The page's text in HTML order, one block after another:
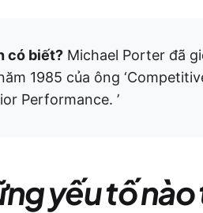
có biết? Michael Porter đã
1985 của ông
Performance. ’
yếu tố